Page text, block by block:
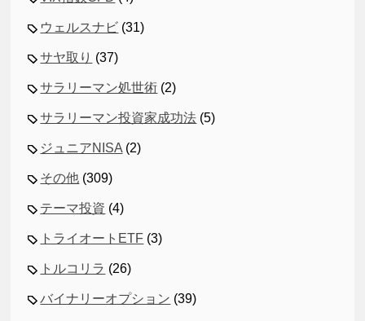
ウェルスナビ (31)
サヤ取り (37)
サラリーマン処世術 (2)
サラリーマン投資家成功法 (5)
ジュニアNISA (2)
その他 (309)
テーマ投資 (4)
トライオートETF (3)
トルコリラ (26)
バイナリーオプション (39)